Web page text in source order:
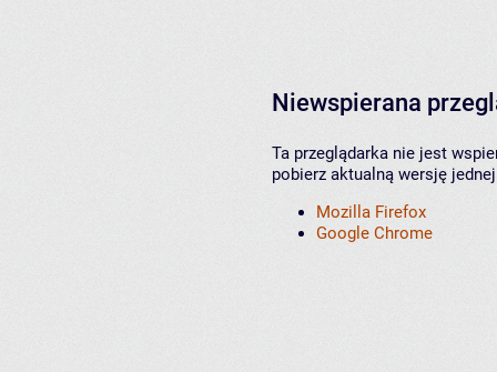
Niewspierana
Ta przeglądarka nie jest
pobierz aktualną wersję
Mozilla Firefox
Google Chrome